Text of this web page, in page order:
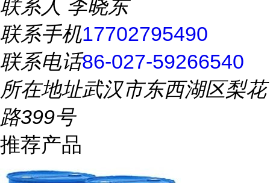
联系人 李晓东
联系手机17702795490
联系电话86-027-59266540
所在地址武汉市东西湖区梨花
路399号
推荐产品